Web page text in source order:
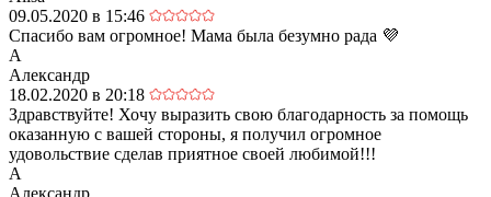
09.05.2020 в 15:46
Спасибо вам огромное! Мама была безумно рада 💜
А
Александр
18.02.2020 в 20:18
Здравствуйте! Хочу выразить свою благодарность за помощь
оказанную с вашей стороны, я получил огромное
удовольствие сделав приятное своей любимой!!!
А